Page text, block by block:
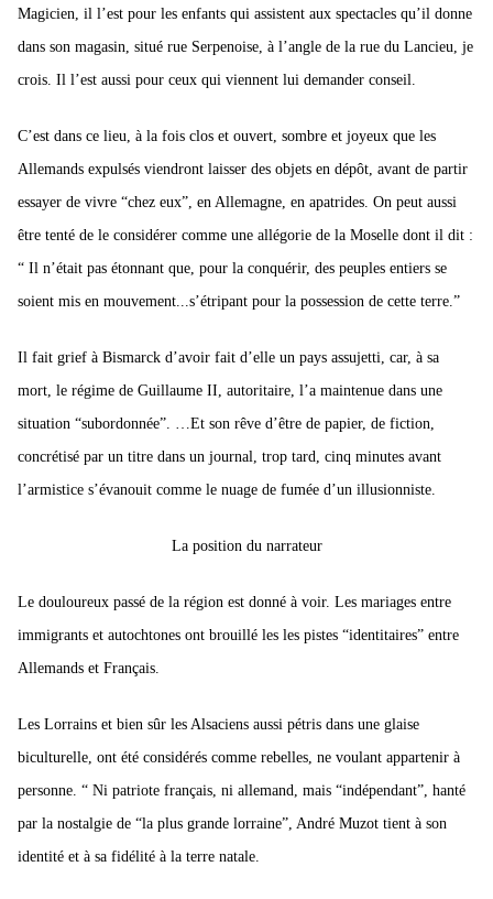
Magicien, il l’est pour les enfants qui assistent aux spectacles qu’il donne
dans son magasin, situé rue Serpenoise, à l’angle de la rue du Lancieu, je
crois. Il l’est aussi pour ceux qui viennent lui demander conseil.
C’est dans ce lieu, à la fois clos et ouvert, sombre et joyeux que les
Allemands expulsés viendront laisser des objets en dépôt, avant de partir
essayer de vivre “chez eux”, en Allemagne, en apatrides. On peut aussi
être tenté de le considérer comme une allégorie de la Moselle dont il dit :
“ Il n’était pas étonnant que, pour la conquérir, des peuples entiers se
soient mis en mouvement...s’étripant pour la possession de cette terre.”
Il fait grief à Bismarck d’avoir fait d’elle un pays assujetti, car, à sa
mort, le régime de Guillaume II, autoritaire, l’a maintenue dans une
situation “subordonnée”. …Et son rêve d’être de papier, de fiction,
concrétisé par un titre dans un journal, trop tard, cinq minutes avant
l’armistice s’évanouit comme le nuage de fumée d’un illusionniste.
La position du narrateur
Le douloureux passé de la région est donné à voir. Les mariages entre
immigrants et autochtones ont brouillé les les pistes “identitaires” entre
Allemands et Français.
Les Lorrains et bien sûr les Alsaciens aussi pétris dans une glaise
biculturelle, ont été considérés comme rebelles, ne voulant appartenir à
personne. “ Ni patriote français, ni allemand, mais “indépendant”, hanté
par la nostalgie de “la plus grande lorraine”, André Muzot tient à son
identité et à sa fidélité à la terre natale.